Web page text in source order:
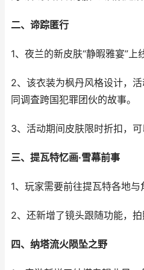
二、谛踪匿行
1、夜兰的新皮肤“静暇雅宴”上
2、该衣装为枫丹风格设计，
同调査跨国犯罪团伙的故事。
3、活动期间皮肤限时折扣，可
三、提瓦特忆画·雪幕前事
1、玩家需要前往提瓦特各地与
2、还新增了镜头跟随功能，拍
四、纳塔流火陨坠之野